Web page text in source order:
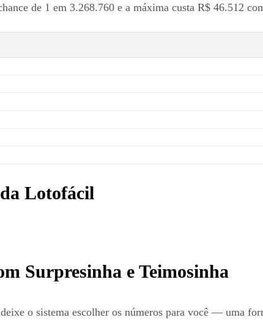
de 1 em 3.268.760 e a máxima custa R$ 46.512
Lotofácil
Surpresinha e Teimosinha
o sistema escolher os números para você — uma